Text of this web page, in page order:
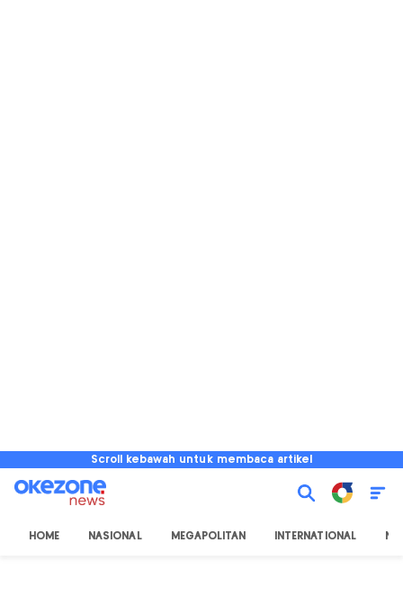
Scroll kebawah untuk membaca artikel
HOME NASIONAL MEGAPOLITAN INTERNATIONAL